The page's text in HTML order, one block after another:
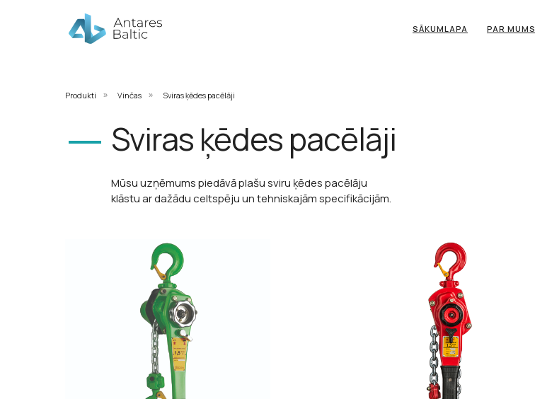
SĀKUMLAPA PAR MUMS
Produkti » Vinčas » Sviras ķēdes pacēlāji
Mūsu uzņēmums piedāvā plašu sviru ķēdes pacēlāju
klāstu ar dažādu celtspēju un tehniskajām specifikācijām.
Sviras ķēdes pacēlāji